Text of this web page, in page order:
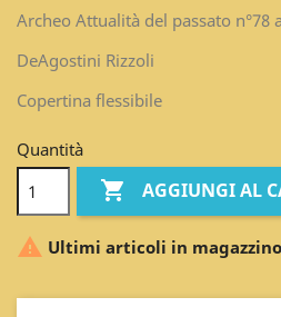
Archeo Attualità del passato n°78
DeAgostini Rizzoli
Copertina flessibile
Quantità
 AGGIUNGI AL
 Ultimi articoli in magazzino